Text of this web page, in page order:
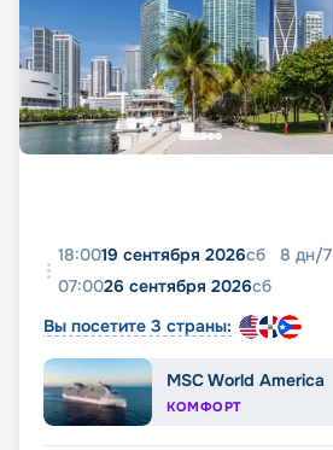
18:0019 сентября 2026сб 8 дн/7
07:0026 сентября 2026сб
Вы посетите 3 страны:
MSC World America
КОМФОРТ